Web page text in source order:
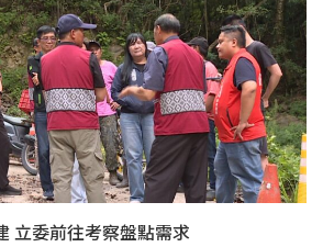
立委前往考察盤點需求